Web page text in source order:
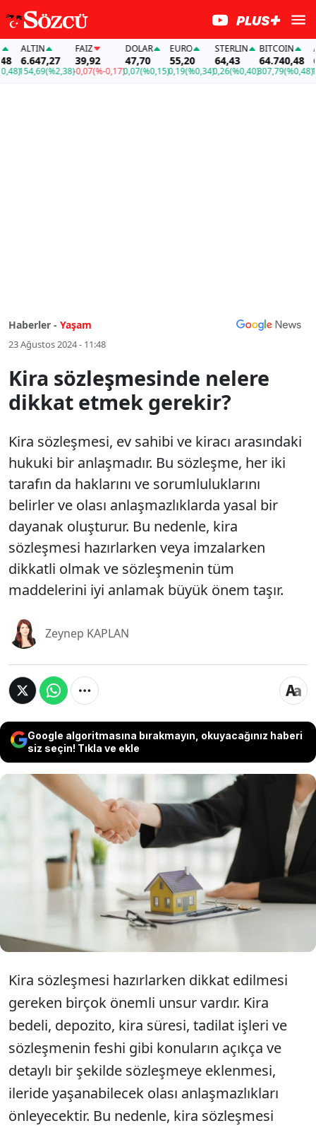
ALTIN
6.647,27
154,69(%2,38)
FAİZ
39,92
-0,07(%-0,17)
DOLAR
47,70
0,07(%0,15)
EURO
55,20
0,19(%0,34)
STERLIN
64,43
0,26(%0,40)
BITCOIN
64.740,48
307,79(%0,48)
Haberler - Yaşam
23 Ağustos 2024 - 11:48
Kira sözleşmesinde nelere
dikkat etmek gerekir?
Kira sözleşmesi, ev sahibi ve kiracı arasındaki
hukuki bir anlaşmadır. Bu sözleşme, her iki
tarafın da haklarını ve sorumluluklarını
belirler ve olası anlaşmazlıklarda yasal bir
dayanak oluşturur. Bu nedenle, kira
sözleşmesi hazırlarken veya imzalarken
dikkatli olmak ve sözleşmenin tüm
maddelerini iyi anlamak büyük önem taşır.
Zeynep KAPLAN
Google algoritmasına bırakmayın, okuyacağınız haberi
siz seçin! Tıkla ve ekle
Kira sözleşmesi, ev sahibi ve kiracı arasındaki
hukuki bir anlaşmadır. Bu sözleşme, her iki tarafın
da haklarını ve sorumluluklarını belirler ve olası
anlaşmazlıklarda yasal bir dayanak oluşturur. Bu
nedenle, kira sözleşmesi hazırlarken veya
imzalarken dikkatli olmak ve sözleşmenin tüm
maddelerini iyi anlamak büyük önem taşır.
Kira sözleşmesi hazırlarken dikkat edilmesi
gereken birçok önemli unsur vardır. Kira
bedeli, depozito, kira süresi, tadilat işleri ve
sözleşmenin feshi gibi konuların açıkça ve
detaylı bir şekilde sözleşmeye eklenmesi,
ileride yaşanabilecek olası anlaşmazlıkları
önleyecektir. Bu nedenle, kira sözleşmesi